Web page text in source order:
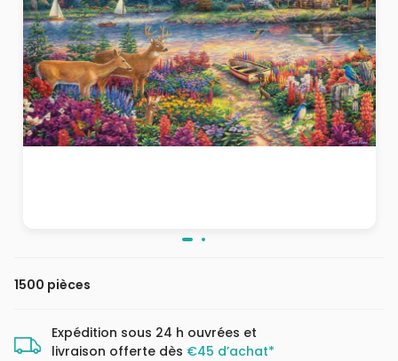
1500 pièces
Expédition sous 24 h ouvrées et
livraison offerte dès €45 d’achat*